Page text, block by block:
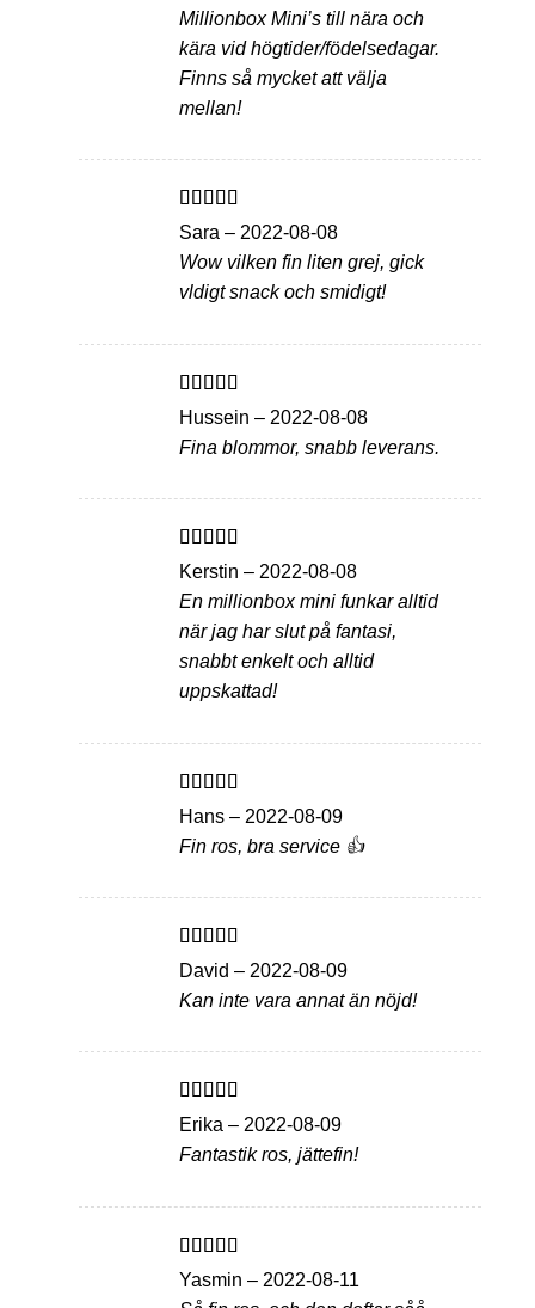
Millionbox Mini’s till nära och
kära vid högtider/födelsedagar.
Finns så mycket att välja
mellan!
Betygsatt5
av 5
Sara – 2022-08-08
Wow vilken fin liten grej, gick
vldigt snack och smidigt!
Betygsatt
av 5
Hussein – 2022-08-08
Fina blommor, snabb leverans.
Betygsatt
5
av 5
Kerstin – 2022-08-08
En millionbox mini funkar alltid
när jag har slut på fantasi,
snabbt enkelt och alltid
uppskattad!
Betygsatt5
av 5
Hans – 2022-08-09
Fin ros, bra service 👍
Betygsatt5
av 5
David – 2022-08-09
Kan inte vara annat än nöjd!
Betygsatt5
av 5
Erika – 2022-08-09
Fantastik ros, jättefin!
Betygsatt
av 5
Yasmin – 2022-08-11